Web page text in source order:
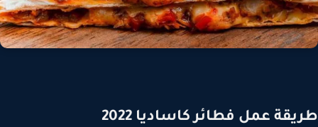
عمل فطائر كاساديا 2022